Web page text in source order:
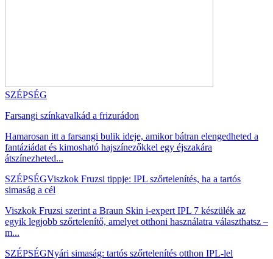
SZÉPSÉG
Farsangi színkavalkád a frizurádon
Hamarosan itt a farsangi bulik ideje, amikor bátran elengedheted a
fantáziádat és kimosható hajszínezőkkel egy éjszakára
átszínezheted...
SZÉPSÉGViszkok Fruzsi tippje: IPL szőrtelenítés, ha a tartós
simaság a cél
Viszkok Fruzsi szerint a Braun Skin i-expert IPL 7 készülék az
egyik legjobb szőrtelenítő, amelyet otthoni használatra választhatsz –
m...
SZÉPSÉGNyári simaság: tartós szőrtelenítés otthon IPL-lel